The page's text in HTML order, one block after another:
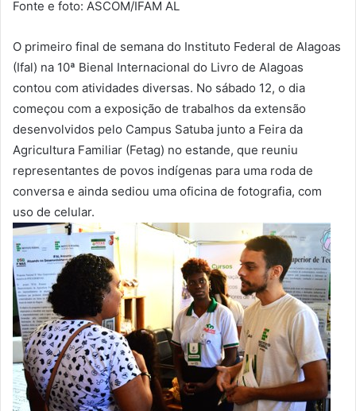
Fonte e foto: ASCOM/IFAM AL
O primeiro final de semana do Instituto Federal de Alagoas
(Ifal) na 10ª Bienal Internacional do Livro de Alagoas
contou com atividades diversas. No sábado 12, o dia
começou com a exposição de trabalhos da extensão
desenvolvidos pelo Campus Satuba junto a Feira da
Agricultura Familiar (Fetag) no estande, que reuniu
representantes de povos indígenas para uma roda de
conversa e ainda sediou uma oficina de fotografia, com
uso de celular.